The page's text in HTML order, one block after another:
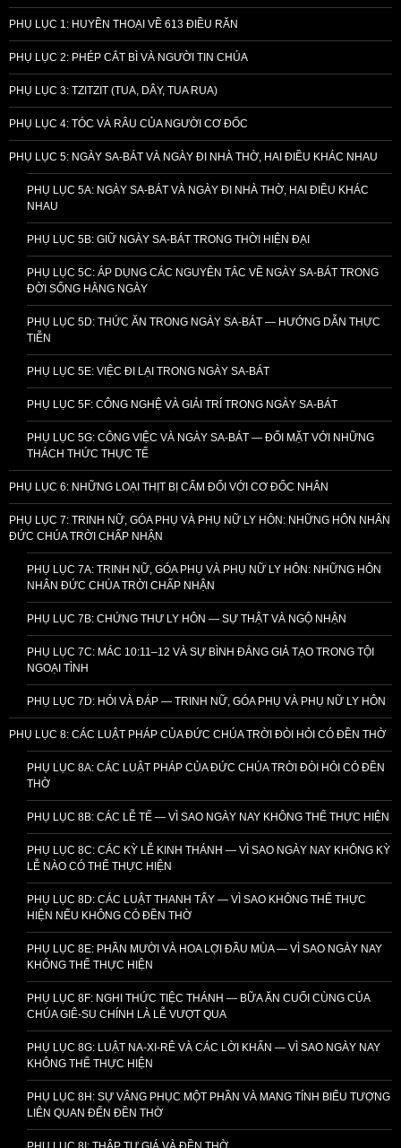
PHỤ LỤC 1: HUYỀN THOẠI VỀ 613 ĐIỀU RĂN
PHỤ LỤC 2: PHÉP CẮT BÌ VÀ NGƯỜI TIN CHÚA
PHỤ LỤC 3: TZITZIT (TUA, DÂY, TUA RUA)
PHỤ LỤC 4: TÓC VÀ RÂU CỦA NGƯỜI CƠ ĐỐC
PHỤ LỤC 5: NGÀY SA-BÁT VÀ NGÀY ĐI NHÀ THỜ, HAI ĐIỀU KHÁC NHAU
PHỤ LỤC 5A: NGÀY SA-BÁT VÀ NGÀY ĐI NHÀ THỜ, HAI ĐIỀU KHÁC
NHAU
PHỤ LỤC 5B: GIỮ NGÀY SA-BÁT TRONG THỜI HIỆN ĐẠI
PHỤ LỤC 5C: ÁP DỤNG CÁC NGUYÊN TẮC VỀ NGÀY SA-BÁT TRONG
ĐỜI SỐNG HẰNG NGÀY
PHỤ LỤC 5D: THỨC ĂN TRONG NGÀY SA-BÁT — HƯỚNG DẪN THỰC
TIỄN
PHỤ LỤC 5E: VIỆC ĐI LẠI TRONG NGÀY SA-BÁT
PHỤ LỤC 5F: CÔNG NGHỆ VÀ GIẢI TRÍ TRONG NGÀY SA-BÁT
PHỤ LỤC 5G: CÔNG VIỆC VÀ NGÀY SA-BÁT — ĐỐI MẶT VỚI NHỮNG
THÁCH THỨC THỰC TẾ
PHỤ LỤC 6: NHỮNG LOẠI THỊT BỊ CẤM ĐỐI VỚI CƠ ĐỐC NHÂN
PHỤ LỤC 7: TRINH NỮ, GÓA PHỤ VÀ PHỤ NỮ LY HÔN: NHỮNG HÔN NHÂN
ĐỨC CHÚA TRỜI CHẤP NHẬN
PHỤ LỤC 7A: TRINH NỮ, GÓA PHỤ VÀ PHỤ NỮ LY HÔN: NHỮNG HÔN
NHÂN ĐỨC CHÚA TRỜI CHẤP NHẬN
PHỤ LỤC 7B: CHỨNG THƯ LY HÔN — SỰ THẬT VÀ NGỘ NHẬN
PHỤ LỤC 7C: MÁC 10:11–12 VÀ SỰ BÌNH ĐẲNG GIẢ TẠO TRONG TỘI
NGOẠI TÌNH
PHỤ LỤC 7D: HỎI VÀ ĐÁP — TRINH NỮ, GÓA PHỤ VÀ PHỤ NỮ LY HÔN
PHỤ LỤC 8: CÁC LUẬT PHÁP CỦA ĐỨC CHÚA TRỜI ĐÒI HỎI CÓ ĐỀN THỜ
PHỤ LỤC 8A: CÁC LUẬT PHÁP CỦA ĐỨC CHÚA TRỜI ĐÒI HỎI CÓ ĐỀN
THỜ
PHỤ LỤC 8B: CÁC LỄ TẾ — VÌ SAO NGÀY NAY KHÔNG THỂ THỰC HIỆN
PHỤ LỤC 8C: CÁC KỲ LỄ KINH THÁNH — VÌ SAO NGÀY NAY KHÔNG KỲ
LỄ NÀO CÓ THỂ THỰC HIỆN
PHỤ LỤC 8D: CÁC LUẬT THANH TẨY — VÌ SAO KHÔNG THỂ THỰC
HIỆN NẾU KHÔNG CÓ ĐỀN THỜ
PHỤ LỤC 8E: PHẦN MƯỜI VÀ HOA LỢI ĐẦU MÙA — VÌ SAO NGÀY NAY
KHÔNG THỂ THỰC HIỆN
PHỤ LỤC 8F: NGHI THỨC TIỆC THÁNH — BỮA ĂN CUỐI CÙNG CỦA
CHÚA GIÊ-SU CHÍNH LÀ LỄ VƯỢT QUA
PHỤ LỤC 8G: LUẬT NA-XI-RÊ VÀ CÁC LỜI KHẤN — VÌ SAO NGÀY NAY
KHÔNG THỂ THỰC HIỆN
PHỤ LỤC 8H: SỰ VÂNG PHỤC MỘT PHẦN VÀ MANG TÍNH BIỂU TƯỢNG
LIÊN QUAN ĐẾN ĐỀN THỜ